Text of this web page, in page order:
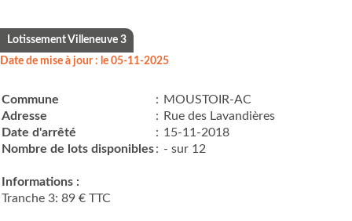
Lotissement Villeneuve 3
Date de mise à jour : le 05-11-2025
Commune : MOUSTOIR-AC
Adresse
: Rue des Lavandières
Date d'arrêté
: 15-11-2018
Nombre de lots disponibles: - sur 12
Informations :
Tranche 3: 89 € TTC